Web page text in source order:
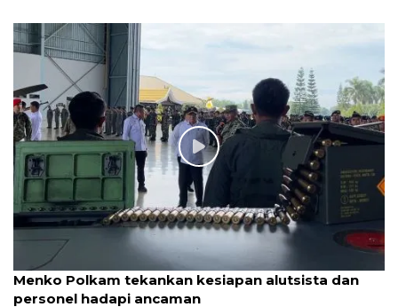
Menko Polkam tekankan kesiapan alutsista dan
personel hadapi ancaman